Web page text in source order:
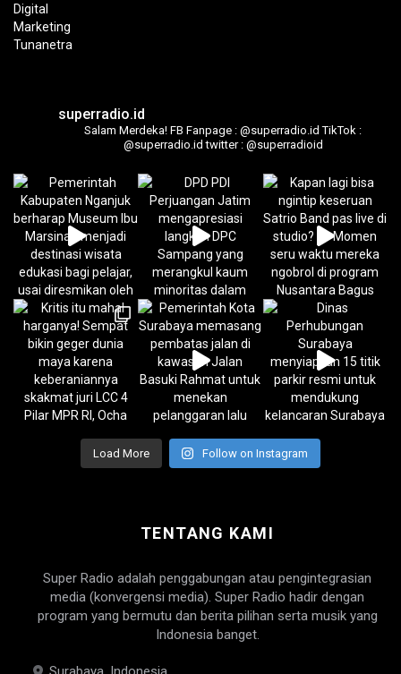
superradio.id
Salam Merdeka! FB Fanpage : @superradio.id TikTok :
@superradio.id twitter : @superradioid
Load More Follow on Instagram
TENTANG KAMI
Super Radio adalah penggabungan atau pengintegrasian
media (konvergensi media). Super Radio hadir dengan
program yang bermutu dan berita pilihan serta musik yang
Indonesia banget.